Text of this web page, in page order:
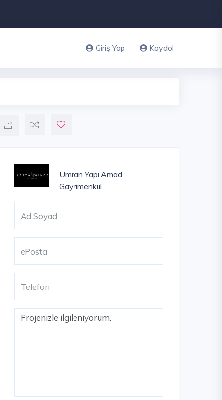
Giriş Yap Kaydol
Umran Yapı Amad
Gayrimenkul